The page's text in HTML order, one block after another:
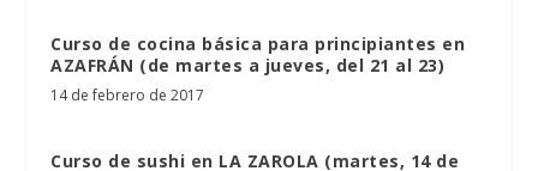
Curso de cocina básica para principiantes en
AZAFRÁN (de martes a jueves, del 21 al 23)
14 de febrero de 2017
Curso de sushi en LA ZAROLA (martes, 14 de